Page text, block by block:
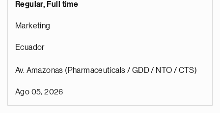
Regular, Full time
Marketing
Ecuador
Av. Amazonas (Pharmaceuticals / GDD / NTO / CTS)
Ago 05, 2026